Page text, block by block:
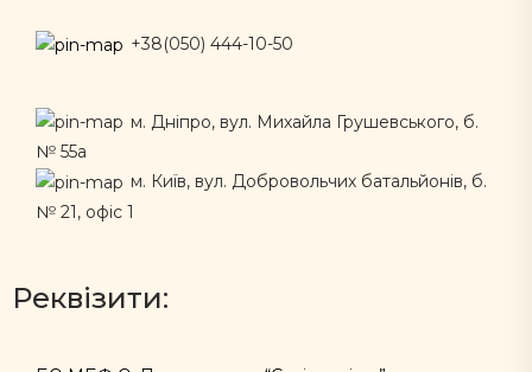
+38(050) 444-10-50
м. Дніпро, вул. Михайла Грушевського, б.
№ 55а
м. Київ, вул. Добровольчих батальйонів, б.
№ 21, офіс 1
Реквізити: